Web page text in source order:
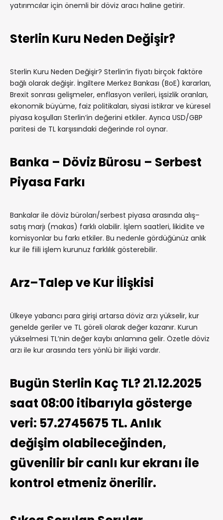
yatırımcılar için önemli bir döviz aracı haline getirir.
Sterlin Kuru Neden Değişir?
Sterlin Kuru Neden Değişir? Sterlin’in fiyatı birçok faktöre
bağlı olarak değişir. İngiltere Merkez Bankası (BoE) kararları,
Brexit sonrası gelişmeler, enflasyon verileri, işsizlik oranları,
ekonomik büyüme, faiz politikaları, siyasi istikrar ve küresel
piyasa koşulları Sterlin’in değerini etkiler. Ayrıca USD/GBP
paritesi de TL karşısındaki değerinde rol oynar.
Banka – Döviz Bürosu – Serbest
Piyasa Farkı
Bankalar ile döviz büroları/serbest piyasa arasında alış–
satış marjı (makas) farklı olabilir. İşlem saatleri, likidite ve
komisyonlar bu farkı etkiler. Bu nedenle gördüğünüz anlık
kur ile fiili işlem kurunuz farklılık gösterebilir.
Arz–Talep ve Kur İlişkisi
Ülkeye yabancı para girişi artarsa döviz arzı yükselir, kur
genelde geriler ve TL göreli olarak değer kazanır. Kurun
yükselmesi TL’nin değer kaybı anlamına gelir. Özetle döviz
arzı ile kur arasında ters yönlü bir ilişki vardır.
Bugün Sterlin Kaç TL? 21.12.2025
saat 08:00 itibarıyla gösterge
veri: 57.2745675 TL. Anlık
değişim olabileceğinden,
güvenilir bir canlı kur ekranı ile
kontrol etmeniz önerilir.